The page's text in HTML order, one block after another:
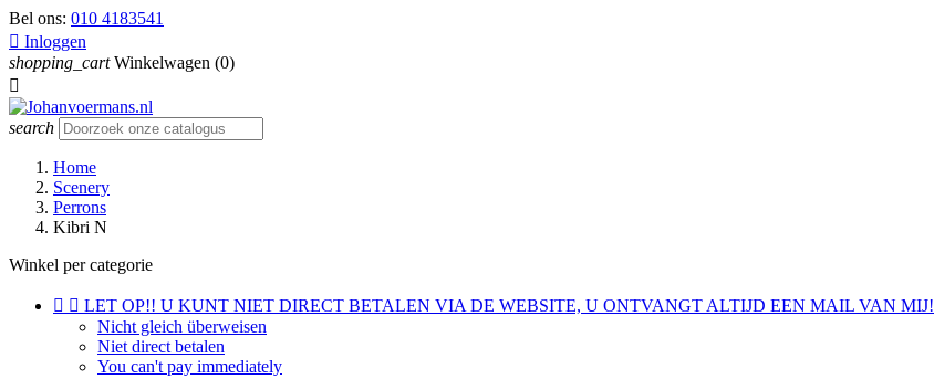
Bel ons: 010 4183541
 Inloggen
shopping_cart Winkelwagen (0)

search
Home
Scenery
Perrons
Kibri N
Winkel per categorie
  LET OP!! U KUNT NIET DIRECT BETALEN VIA DE WEBSITE, U ONTVANGT ALTIJD EEN MAIL VAN MIJ!
Nicht gleich überweisen
Niet direct betalen
You can't pay immediately